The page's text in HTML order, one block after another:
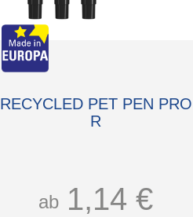
RECYCLED PET PEN PRO
R
ab 1,14 €